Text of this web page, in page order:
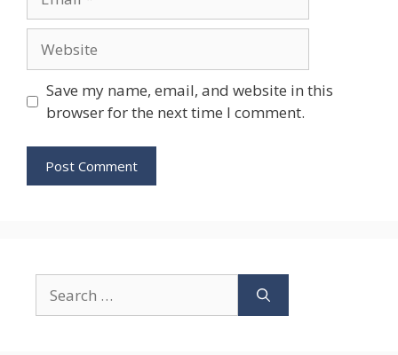
Save my name, email, and website in this
browser for the next time I comment.
for: